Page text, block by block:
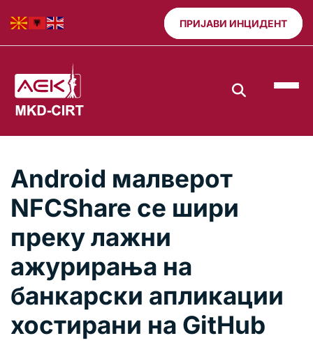
ПРИЈАВИ ИНЦИДЕНТ
Android малверот
NFCShare се шири
преку лажни
ажурирања на
банкарски апликации
хостирани на GitHub